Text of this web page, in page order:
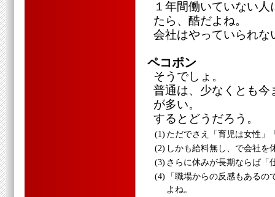
１年間働いていない
たら、酷だよね。
会社はやっていられな
ペコポン
そうでしょ。
普通は、少なくとも今
が多い。
するとどうだろう。
(1) ただでさえ「育児は女性」
(2) しかも給料無し、で会社を
(3) さらに休みが長期ならば「
(4)
「職場からの反感もある
よね。